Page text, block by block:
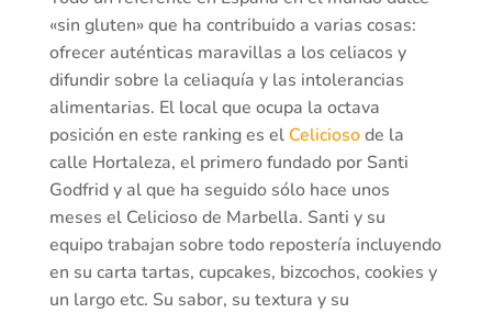
«sin gluten» que ha contribuido a varias cosas:
ofrecer auténticas maravillas a los celiacos y
difundir sobre la celiaquía y las intolerancias
alimentarias. El local que ocupa la octava
posición en este ranking es el Celiciosode la
calle Hortaleza, el primero fundado por Santi
Godfrid y al que ha seguido sólo hace unos
meses el Celicioso de Marbella. Santi y su
equipo trabajan sobre todo repostería incluyendo
en su carta tartas, cupcakes, bizcochos, cookies y
un largo etc. Su sabor, su textura y su